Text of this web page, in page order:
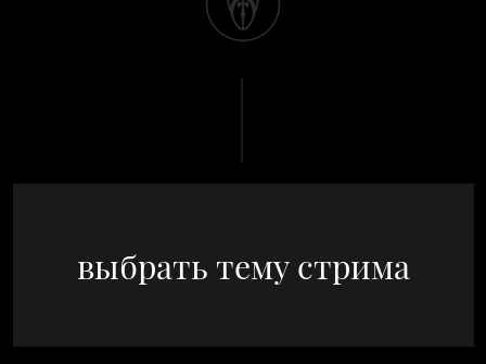
выбрать тему стрима